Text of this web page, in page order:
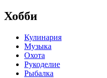
Хобби
Кулинария
Музыка
Охота
Рукоделие
Рыбалка